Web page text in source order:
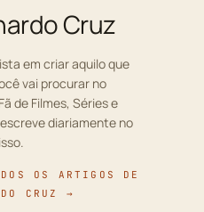
Cruz
em criar aquilo que
vai procurar no
de Filmes, Séries e
diariamente no
OS ARTIGOS DE
CRUZ →